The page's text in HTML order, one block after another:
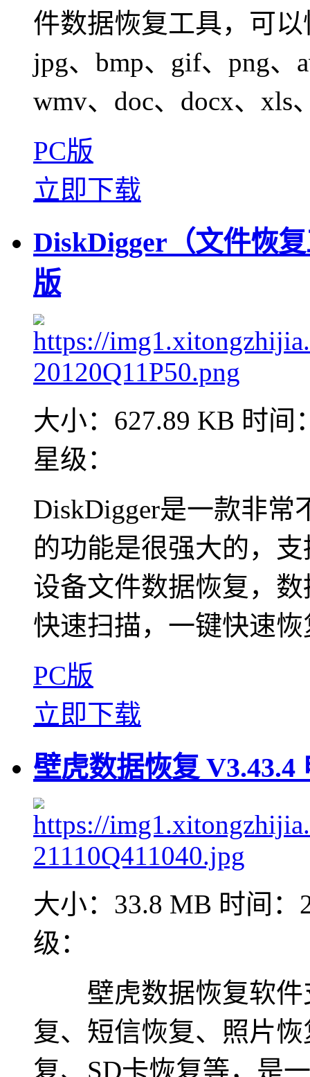
件数据恢复工具，可
jpg、bmp、gif、png、
wmv、doc、docx、xls
PC版
立即下载
DiskDigger（文件恢
版
大小：627.89 KB 时间
星级：
DiskDigger是一款非
的功能是很强大的，
设备文件数据恢复，
快速扫描，一键快速
PC版
立即下载
壁虎数据恢复 V3.43.4
大小：33.8 MB 时间：
级：
壁虎数据恢复软件
复、短信恢复、照片
复、SD卡恢复等，是